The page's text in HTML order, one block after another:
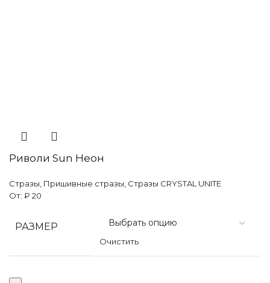
Риволи Sun Неон
Стразы Пришивные стразы Стразы CRYSTAL UNITE
От: ₽ 20
РАЗМЕР
Очистить